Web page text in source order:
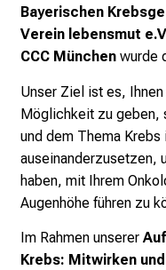
Bayerischen
Verein lebensmut
CCC München wurde
Unser Ziel ist es,
Möglichkeit zu geben,
und dem Thema Krebs
auseinanderzusetzen,
haben, mit Ihrem
Augenhöhe führen zu
Im Rahmen unserer
Krebs: Mitwirken